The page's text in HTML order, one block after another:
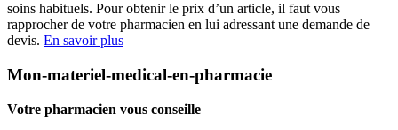
soins habituels. Pour obtenir le prix d’un article, il faut vous
rapprocher de votre pharmacien en lui adressant une demande de
devis. En savoir plus
Mon-materiel-medical-en-pharmacie
Votre pharmacien vous conseille